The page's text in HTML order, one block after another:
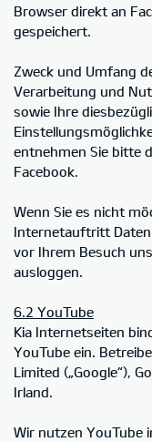
Browser direkt an
gespeichert.
Zweck und Umfang
Verarbeitung und
sowie Ihre
entnehmen Sie bitte
Facebook.
Wenn Sie es nicht
Internetauftritt Daten
vor Ihrem Besuch
ausloggen.
6.2 YouTube
Kia Internetseiten
YouTube ein.
Limited („Google“),
Irland.
Wir nutzen YouTube